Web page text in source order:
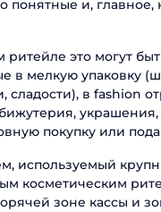
понятные и, главное,
ритейле это могут
в мелкую упаковку
сладости), в fashion
покупку или
используемый
косметическим
зоне кассы и